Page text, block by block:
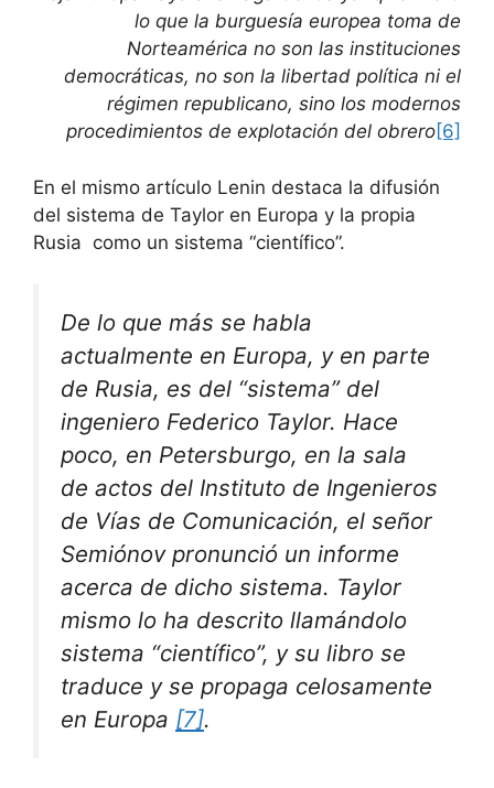
lo que la burguesía europea toma de
Norteamérica no son las instituciones
democráticas, no son la libertad política ni el
régimen republicano, sino los modernos
procedimientos de explotación del obrero[6]
En el mismo artículo Lenin destaca la difusión
del sistema de Taylor en Europa y la propia
Rusia como un sistema “científico”.
De lo que más se habla
actualmente en Europa, y en parte
de Rusia, es del “sistema” del
ingeniero Federico Taylor. Hace
poco, en Petersburgo, en la sala
de actos del Instituto de Ingenieros
de Vías de Comunicación, el señor
Semiónov pronunció un informe
acerca de dicho sistema. Taylor
mismo lo ha descrito llamándolo
sistema “científico”, y su libro se
traduce y se propaga celosamente
en Europa [7].